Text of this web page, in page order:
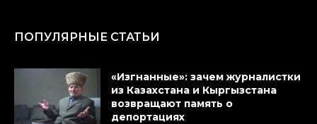
ПОПУЛЯРНЫЕ СТАТЬИ
«Изгнанные»: зачем журналистки
из Казахстана и Кыргызстана
возвращают память о
депортациях